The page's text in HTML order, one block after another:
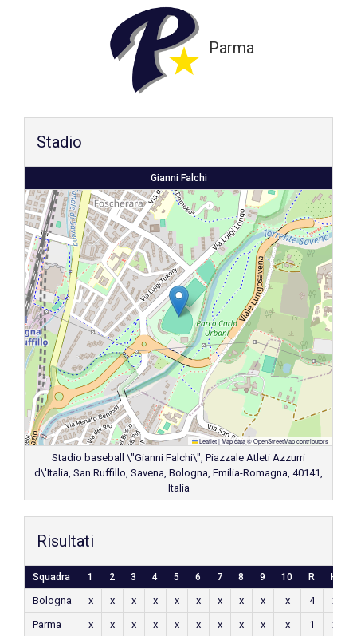
Shop
Parma
Stadio
Gianni Falchi
Leaflet|Map data ©OpenStreetMapcontributors
Stadio baseball \"Gianni Falchi\", Piazzale Atleti Azzurri
d\'Italia, San Ruffillo, Savena, Bologna, Emilia-Romagna, 40141,
Italia
Risultati
Squadra 1 2 3 4 5 6 7 8 9 10 R H
Bologna x x x x x x x x x x 4 x
Parma
x x x x x x x x x x 1 x